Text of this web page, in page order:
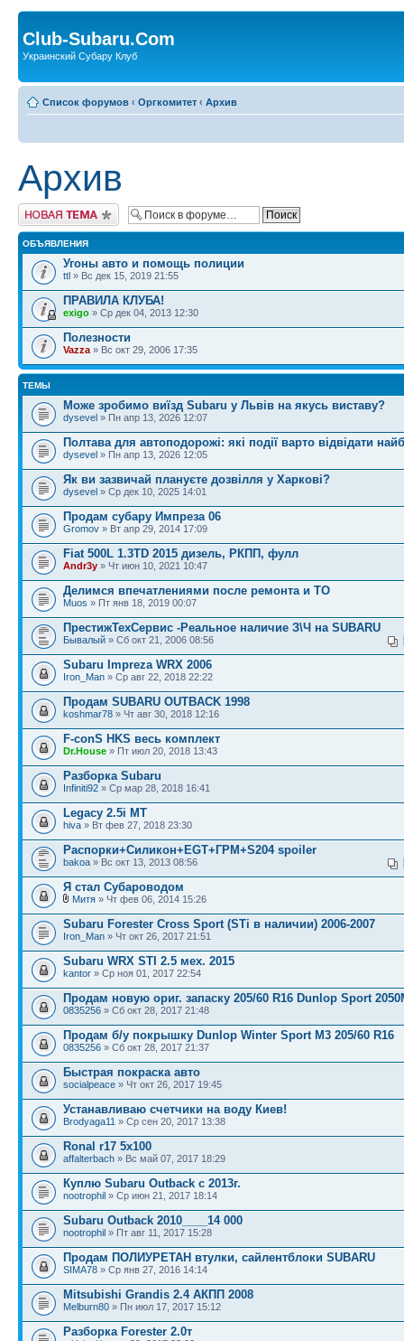
Club-Subaru.Com
Украинский Субару Клуб
Список форумов ‹ Оргкомитет ‹ Архив
Архив
Новая тема
ОБЪЯВЛЕНИЯ
Угоны авто и помощь полиции
ttl » Вс дек 15, 2019 21:55
ПРАВИЛА КЛУБА!
exigo » Ср дек 04, 2013 12:30
Полезности
Vazza » Вс окт 29, 2006 17:35
ТЕМЫ
Може зробимо виїзд Subaru у Львів на якусь виставу?
dysevel » Пн апр 13, 2026 12:07
Полтава для автоподорожі: які події варто відвідати
dysevel » Пн апр 13, 2026 12:05
Як ви зазвичай плануєте дозвілля у Харкові?
dysevel » Ср дек 10, 2025 14:01
Продам субару Импреза 06
Gromov » Вт апр 29, 2014 17:09
Fiat 500L 1.3TD 2015 дизель, РКПП, фулл
Andr3y » Чт июн 10, 2021 10:47
Делимся впечатлениями после ремонта и ТО
Muos » Пт янв 18, 2019 00:07
ПрестижТехСервис -Реальное наличие З\Ч на SUBARU
Бывалый » Сб окт 21, 2006 08:56
Subaru Impreza WRX 2006
Iron_Man » Ср авг 22, 2018 22:22
Продам SUBARU OUTBACK 1998
koshmar78 » Чт авг 30, 2018 12:16
F-conS HKS весь комплект
Dr.House » Пт июл 20, 2018 13:43
Разборка Subaru
Infiniti92 » Ср мар 28, 2018 16:41
Legacy 2.5i MT
hiva » Вт фев 27, 2018 23:30
Распорки+Силикон+EGT+ГРМ+S204 spoiler
bakoa » Вс окт 13, 2013 08:56
Я стал Субароводом
Митя » Чт фев 06, 2014 15:26
Subaru Forester Cross Sport (STi в наличии) 2006-2007
Iron_Man » Чт окт 26, 2017 21:51
Subaru WRX STI 2.5 мех. 2015
kantor » Ср ноя 01, 2017 22:54
Продам новую ориг. запаску 205/60 R16 Dunlop Sport
0835256 » Сб окт 28, 2017 21:48
Продам б/у покрышку Dunlop Winter Sport M3 205/60 R16
0835256 » Сб окт 28, 2017 21:37
Быстрая покраска авто
socialpeace » Чт окт 26, 2017 19:45
Устанавливаю счетчики на воду Киев!
Brodyaga11 » Ср сен 20, 2017 13:38
Ronal r17 5x100
affalterbach » Вс май 07, 2017 18:29
Куплю Subaru Outback с 2013г.
nootrophil » Ср июн 21, 2017 18:14
Subaru Outback 2010____14 000
nootrophil » Пт авг 11, 2017 15:28
Продам ПОЛИУРЕТАН втулки, сайлентблоки SUBARU
SIMA78 » Ср янв 27, 2016 14:14
Mitsubishi Grandis 2.4 АКПП 2008
Melburn80 » Пн июл 17, 2017 15:12
Разборка Forester 2.0т